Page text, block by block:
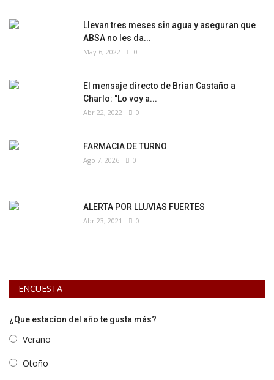
Llevan tres meses sin agua y aseguran que
ABSA no les da...
May 6, 2022 0
El mensaje directo de Brian Castaño a
Charlo: "Lo voy a...
Abr 22, 2022 0
FARMACIA DE TURNO
Ago 7, 2026 0
ALERTA POR LLUVIAS FUERTES
Abr 23, 2021 0
ENCUESTA
¿Que estacíon del año te gusta más?
Verano
Otoño